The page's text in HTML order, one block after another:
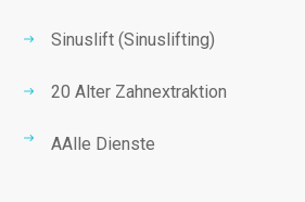
Sinuslift (Sinuslifting)
20 Alter Zahnextraktion
AAlle Dienste